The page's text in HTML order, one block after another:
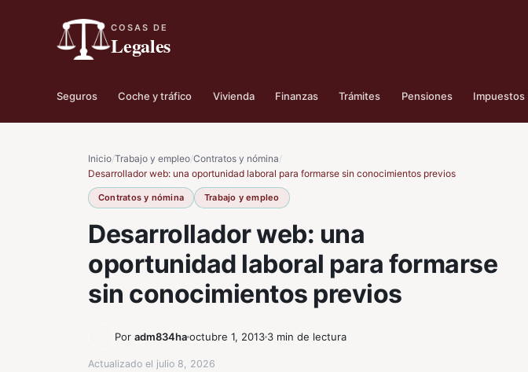
COSAS DE
Legales
Seguros Coche y tráfico Vivienda Finanzas Trámites Pensiones Impuestos
Inicio/Trabajo y empleo/Contratos y nómina/
Desarrollador web: una oportunidad laboral para formarse sin conocimientos previos
Contratos y nómina Trabajo y empleo
Desarrollador web: una
oportunidad laboral para formarse
sin conocimientos previos
Por adm834haoctubre 1, 2013 3 min de lectura
Actualizado el julio 8, 2026